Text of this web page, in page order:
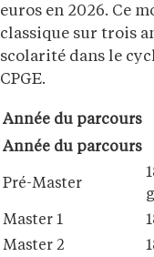
euros en 2026. Ce
classique sur trois
scolarité dans le
CPGE.
Année du parcours
Année du parcours
Pré-Master
Master 1
Master 2